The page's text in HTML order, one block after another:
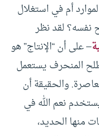
أم في استغلال
نفسه؟ لقد نظر
– على أن “الإنتاج” هو
المنحرف يستعمل
والحقيقة أن
نعم الله في
منها الحديد،